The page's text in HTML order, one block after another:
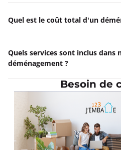
Quel est le coût total d'un
Quels services sont inclus dans
déménagement ?
Besoin de